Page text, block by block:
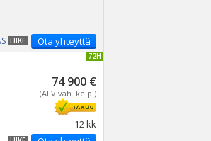
Ota yhteyttä
LIIKE
PÄIVITETTY 72H
74 900 €
(ALV väh. kelp.)
12 kk